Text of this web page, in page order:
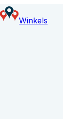
Winkels